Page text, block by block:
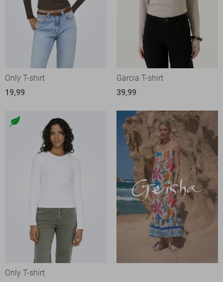
Only T-shirt
19,99
Garcia T-shirt
39,99
Only T-shirt